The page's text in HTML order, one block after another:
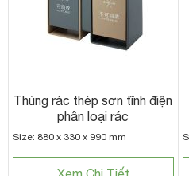
Thùng rác thép sơn tĩnh điện
phân loại rác
Size: 880 x 330 x 990 mm